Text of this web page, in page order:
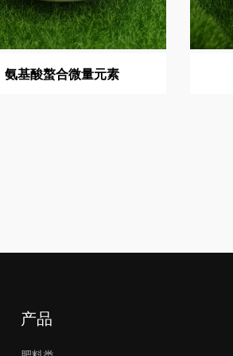
氨基酸螯合微量元素
产品